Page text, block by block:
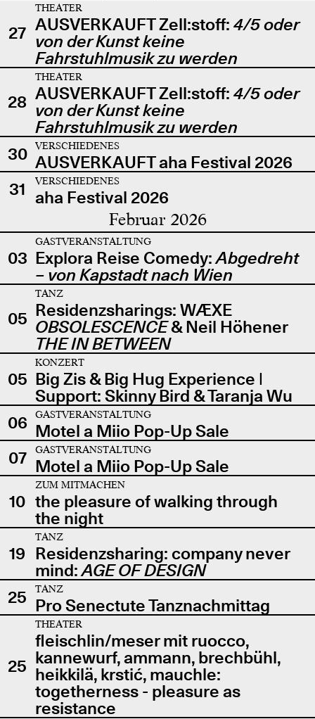
27
THEATER
AUSVERKAUFT Zell:stoff: 4/5 oder
von der Kunst keine
Fahrstuhlmusik zu werden
28
THEATER
AUSVERKAUFT Zell:stoff: 4/5 oder
von der Kunst keine
Fahrstuhlmusik zu werden
30
VERSCHIEDENES
AUSVERKAUFT aha Festival 2026
31
VERSCHIEDENES
aha Festival 2026
Februar 2026
03
GASTVERANSTALTUNG
Explora Reise Comedy:Abgedreht
– von Kapstadt nach Wien
05
TANZ
Residenzsharings: WÆXE
OBSOLESCENCE& Neil Höhener
THE IN BETWEEN
05
KONZERT
Big Zis & Big Hug Experience |
Support: Skinny Bird & Taranja Wu
06
GASTVERANSTALTUNG
Motel a Miio Pop-Up Sale
07
GASTVERANSTALTUNG
Motel a Miio Pop-Up Sale
10
ZUM MITMACHEN
the pleasure of walking through
the night
19
TANZ
Residenzsharing: company never
mind:AGE OF DESIGN
25
TANZ
Pro Senectute Tanznachmittag
25
THEATER
fleischlin/meser mit ruocco,
kannewurf, ammann, brechbühl,
heikkilä, krstić, mauchle:
togetherness - pleasure as
resistance